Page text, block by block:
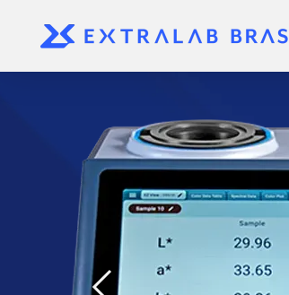
Skip to main content